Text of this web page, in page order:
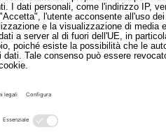
e un'atmosfera accogliente